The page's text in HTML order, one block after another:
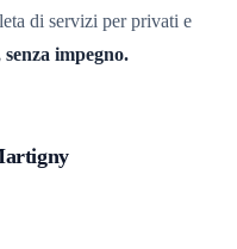
di servizi per privati e
impegno.